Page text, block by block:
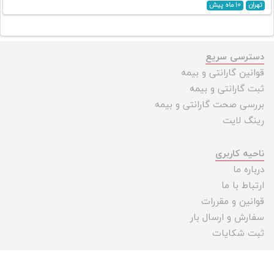
تهران ۱۰ ماه پیش
دسترسی سریع
قوانین گارانتی و بیمه
ثبت گارانتی و بیمه
بررسی صحت گارانتی و بیمه
رینگ لایت
ناحیه کاربری
درباره ما
ارتباط با ما
قوانین و مقررات
سفارش و ارسال بار
ثبت شکایات